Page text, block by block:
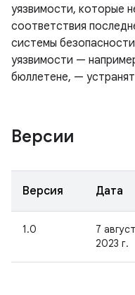
уязвимости, которые
соответствия
системы
уязвимости —
бюллетене, —
Версии
Версия Дата
1.0
7
2023 г.